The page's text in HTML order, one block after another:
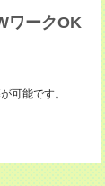
ワークOK
可能です。